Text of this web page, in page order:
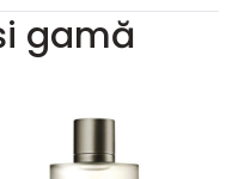
gamă